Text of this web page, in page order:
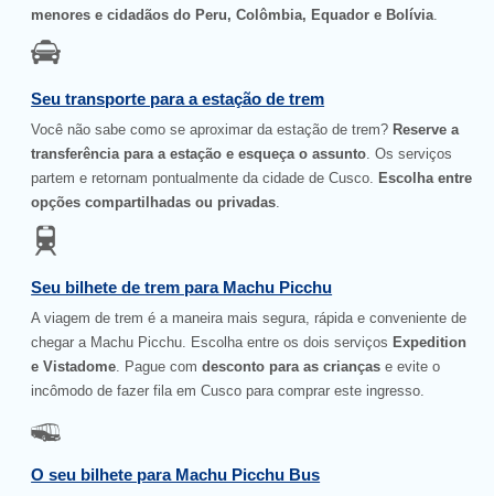
menores e cidadãos do Peru, Colômbia, Equador e Bolívia
Seu transporte para a estação de trem
Você não sabe como se aproximar da estação de trem? Reserve a
transferência para a estação e esqueça o assunto. Os serviços
partem e retornam pontualmente da cidade de Cusco. Escolha entre
opções compartilhadas ou privadas.
Seu bilhete de trem para Machu Picchu
A viagem de trem é a maneira mais segura, rápida e conveniente de
chegar a Machu Picchu. Escolha entre os dois serviços Expedition
e Vistadome. Pague comdesconto para as crianças e evite o
incômodo de fazer fila em Cusco para comprar este ingresso.
O seu bilhete para Machu Picchu Bus